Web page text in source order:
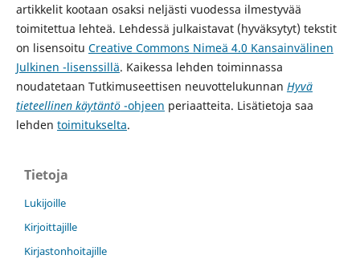
artikkelit kootaan osaksi neljästi vuodessa ilmestyvää
toimitettua lehteä. Lehdessä julkaistavat (hyväksytyt) tekstit
on lisensoitu Creative Commons Nimeä 4.0 Kansainvälinen
Julkinen -lisenssillä. Kaikessa lehden toiminnassa
noudatetaan Tutkimuseettisen neuvottelukunnan Hyvä
tieteellinen käytäntö-ohjeen periaatteita. Lisätietoja saa
lehden toimitukselta.
Tietoja
Lukijoille
Kirjoittajille
Kirjastonhoitajille